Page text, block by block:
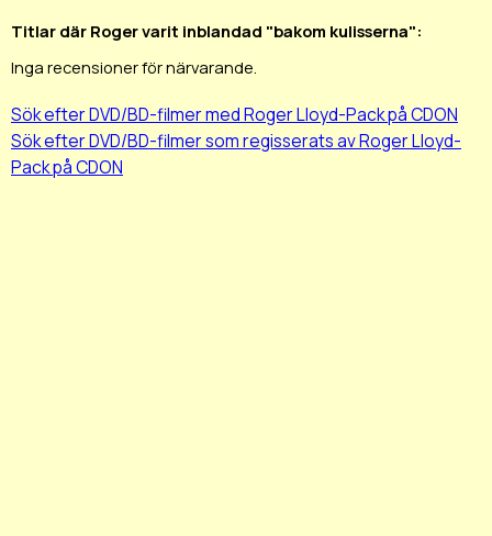
Titlar där Roger varit inblandad "bakom kulisserna":
Inga recensioner för närvarande.
Sök efter DVD/BD-filmer med Roger Lloyd-Pack på CDON
Sök efter DVD/BD-filmer som regisserats av Roger Lloyd-
Pack på CDON